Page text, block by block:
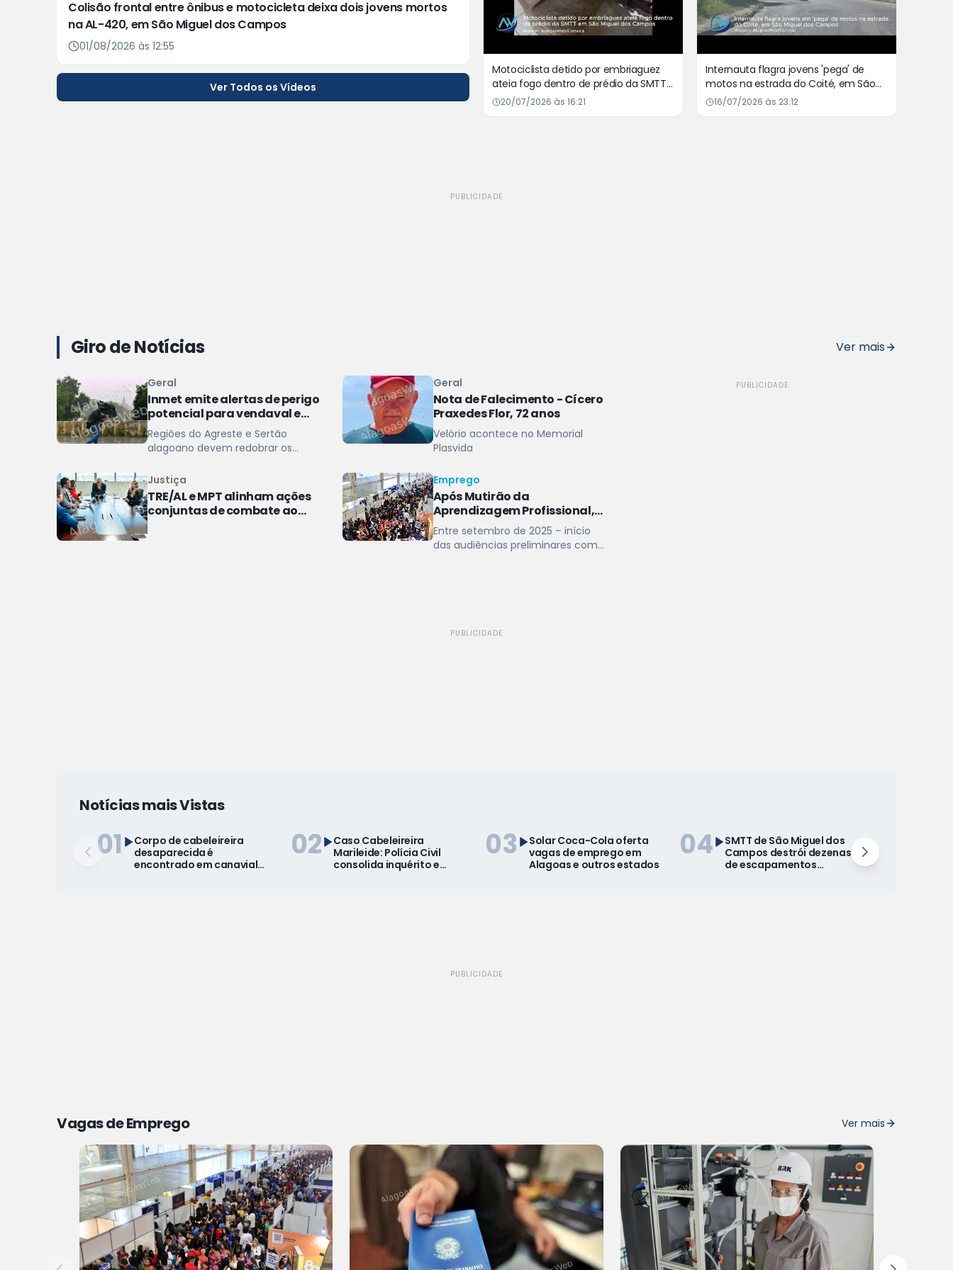
Colisão frontal entre ônibus e motocicleta deixa dois jovens mortos
na AL-420, em São Miguel dos Campos
01/08/2026 às 12:55
Ver Todos os Vídeos
Motociclista detido por embriaguez
ateia fogo dentro de prédio da SMTT
em São Miguel dos Campos
20/07/2026 às 16:21
Internauta flagra jovens 'pega' de
motos na estrada do Coité, em São
Miguel dos Campos
16/07/2026 às 23:12
PUBLICIDADE
Giro de Notícias Ver mais
Geral
Inmet emite alertas de perigo
potencial para vendaval e
baixa umidade em Alagoas
Regiões do Agreste e Sertão
alagoano devem redobrar os
km/h
Geral
Nota de Falecimento - Cícero
Praxedes Flor, 72 anos
Velório acontece no Memorial
Plasvida
Justiça
TRE/AL e MPT alinham ações
conjuntas de combate ao
Emprego
Após Mutirão da
Aprendizagem Profissional,
Alagoas registra aumento de
mais de 800 jovens aprendizes
contratados
Entre setembro de 2025 – início
das audiências preliminares com
PUBLICIDADE
PUBLICIDADE
Notícias mais Vistas
01
Corpo de cabeleireira
desaparecida é
encontrado em canavial
02
Caso Cabeleireira
Marileide: Polícia Civil
consolida inquérito e
03
Solar Coca-Cola oferta
vagas de emprego em
Alagoas e outros estados
04
SMTT de São Miguel dos
Campos destrói dezenas
de escapamentos
PUBLICIDADE
Vagas de Emprego Ver mais